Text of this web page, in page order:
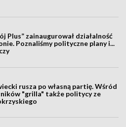
Plus” zainaugurował działalność
Poznaliśmy polityczne plany i...
rusza po własną partię. Wśród
"grilla" także politycy ze